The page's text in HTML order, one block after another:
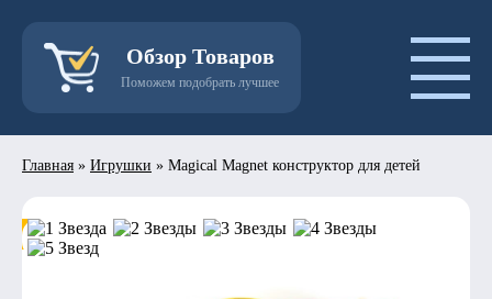
Обзор Товаров
Поможем подобрать лучшее
Главная » Игрушки » Magical Magnet конструктор для детей
- 50%